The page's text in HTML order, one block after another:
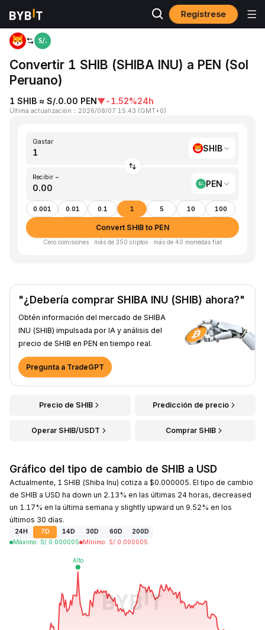
Regístrese
Inicio SHIB to PEN
Convertir 1 SHIB (SHIBA INU) a PEN (Sol
Peruano)
1 SHIB ≈ S/.0.00 PEN▼-1.52%24h
Última actualización ： 2026/08/07 15:43 (GMT+0)
Gastar
SHIB
Recibir ~
PEN
0.001 0.01 0.1 1 5 10 100
Convert SHIB to PEN
Cero comisiones · más de 350 criptos · más de 40 monedas fiat
"¿Debería comprar SHIBA INU (SHIB) ahora?"
Obtén información del mercado de SHIBA
INU (SHIB) impulsada por IA y análisis del
precio de SHIB en PEN en tiempo real.
Pregunta a TradeGPT
Precio de SHIB Predicción de precio
Operar SHIB/USDT Comprar SHIB
Gráfico del tipo de cambio de SHIB a USD
Actualmente, 1 SHIB (Shiba Inu) cotiza a $0.000005. El tipo de cambio
de SHIB a USD ha down un 2.13% en las últimas 24 horas, decreased
un 1.17% en la última semana y slightly upward un 9.52% en los
últimos 30 días.
24H 7D 14D 30D 60D
200D
Máximo: S/. 0.000005 Mínimo: S/. 0.000005